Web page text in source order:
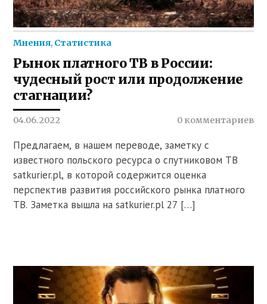
Мнения, Статистика
Рынок платного ТВ в России:
чудесный рост или продолжение
стагнации?
04.06.2022 0 комментариев
Предлагаем, в нашем переводе, заметку с
известного польского ресурса о спутниковом ТВ
satkurier.pl, в которой содержится оценка
перспектив развития российского рынка платного
ТВ. Заметка вышла на satkurier.pl 27 […]